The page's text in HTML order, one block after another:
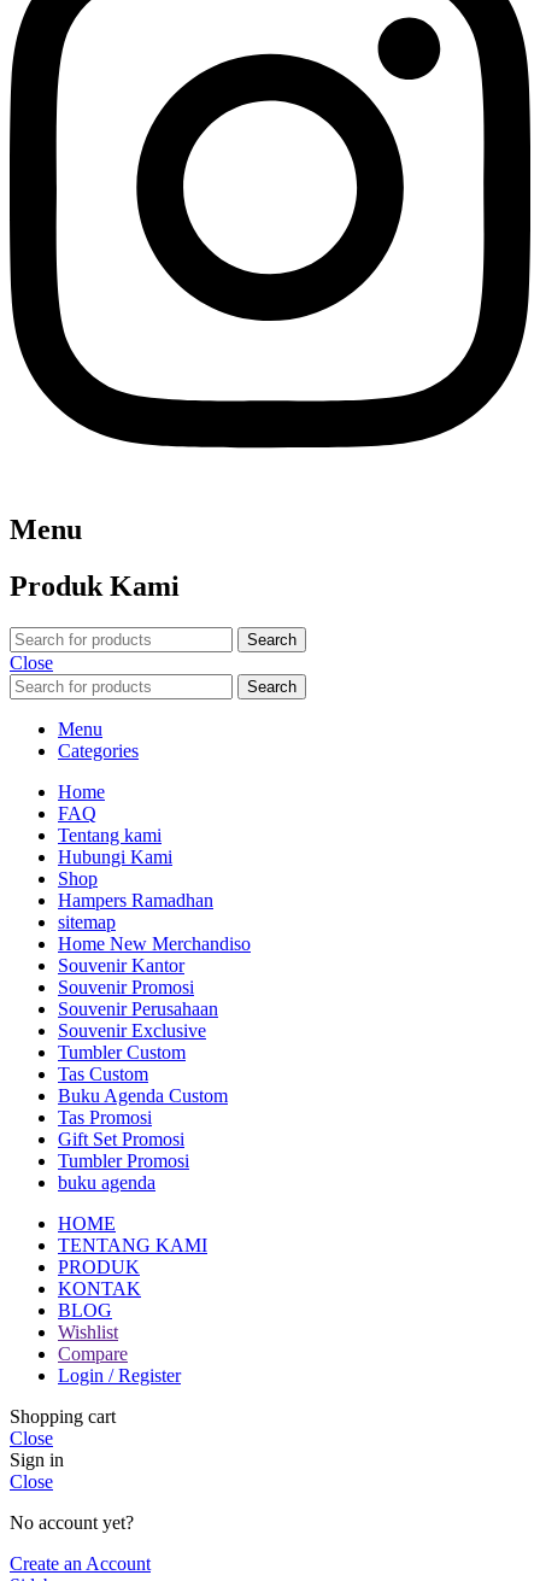
Menu
Produk Kami
Search
Close
Search
Menu
Categories
Home
FAQ
Tentang kami
Hubungi Kami
Shop
Hampers Ramadhan
sitemap
Home New Merchandiso
Souvenir Kantor
Souvenir Promosi
Souvenir Perusahaan
Souvenir Exclusive
Tumbler Custom
Tas Custom
Buku Agenda Custom
Tas Promosi
Gift Set Promosi
Tumbler Promosi
buku agenda
HOME
TENTANG KAMI
PRODUK
KONTAK
BLOG
Wishlist
Compare
Login / Register
Shopping cart
Close
Sign in
Close
No account yet?
Create an Account